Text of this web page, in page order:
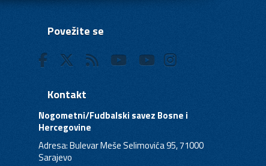
Povežite se
Kontakt
Nogometni/Fudbalski savez Bosne i
Hercegovine
Adresa: Bulevar Meše Selimovića 95, 71000
Sarajevo